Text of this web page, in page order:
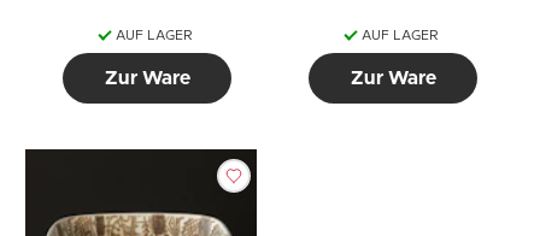
AUF LAGER
Zur Ware
AUF LAGER
Zur Ware